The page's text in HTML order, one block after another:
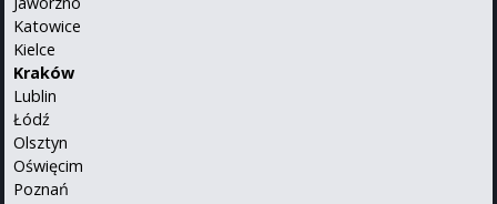
Katowice
Kielce
Kraków
Lublin
Łódź
Olsztyn
Oświęcim
Poznań